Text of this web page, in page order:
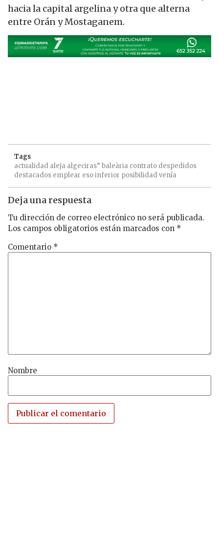
hacia la capital argelina y otra que alterna
entre Orán y Mostaganem.
Tags
actualidad aleja algeciras” baleària contrato despedidos
destacados emplear esoinferior posibilidad venía
Deja una respuesta
Tu dirección de correo electrónico no será publicada.
Los campos obligatorios están marcados con *
Comentario *
Nombre